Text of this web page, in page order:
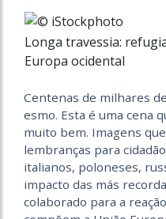
Longa travessia:
Europa ocidental
Centenas de milhares
esmo. Esta é uma cena
muito bem. Imagens
lembranças para
italianos, poloneses,
impacto das más
colaborado para a